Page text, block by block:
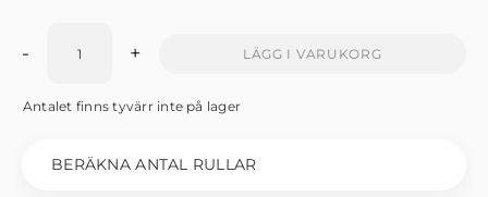
- + LÄGG I VARUKORG
Antalet finns tyvärr inte på lager
BERÄKNA ANTAL RULLAR